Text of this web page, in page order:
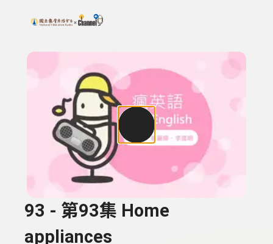
上方功能區塊
搜尋關鍵字：可輸入節目名稱、主持人或關鍵字
93 - 第93集 Home
appliances